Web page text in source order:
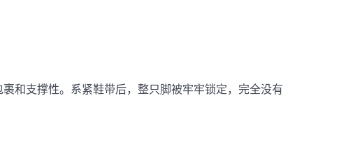
和支撑性。系紧鞋带后，整只脚被牢牢锁定，完全没有